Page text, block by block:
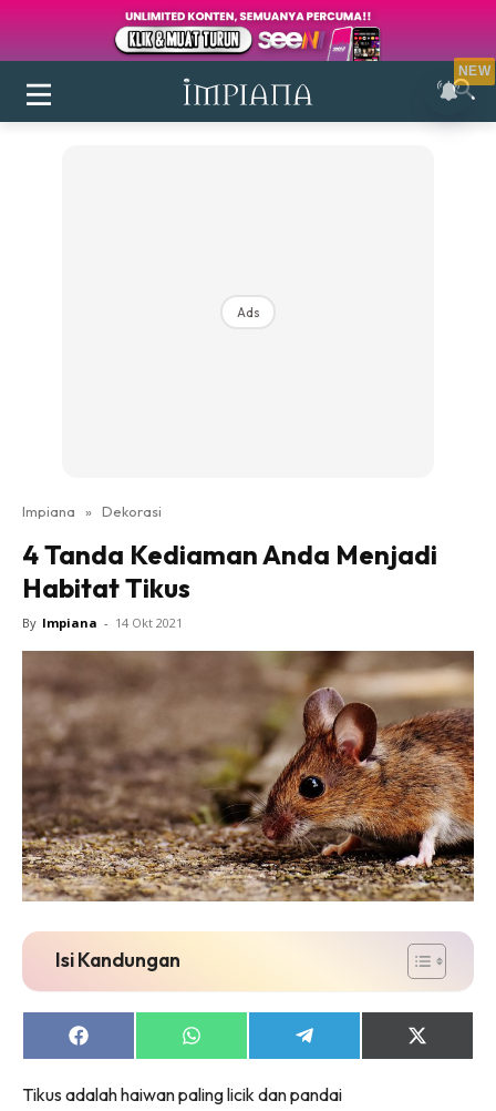
Login|Register
Ruang Makan
Ruang Tamu
Direktori
Interior Design
DIY
Bilik Air
Bilik Tidur
Dapur
Ruang Makan
Make Over
Bilik Air
Bilik Tidur
Dapur
Ruang Tamu
Menarik Lagi
Casa Impiana
Ads
Impiana » Dekorasi
4 Tanda Kediaman Anda Menjadi
Habitat Tikus
By Impiana - 14 Okt 2021
Isi Kandungan
Share
on
Share
on
Share
on
Share
on
Tikus adalah haiwan paling licik dan pandai
NEW